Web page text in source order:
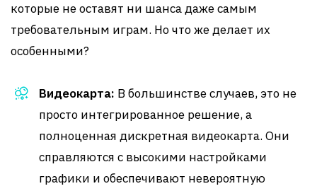
которые не оставят ни шанса даже самым
требовательным играм. Но что же делает их
особенными?
Видеокарта: В большинстве случаев, это не
просто интегрированное решение, а
полноценная дискретная видеокарта. Они
справляются с высокими настройками
графики и обеспечивают невероятную